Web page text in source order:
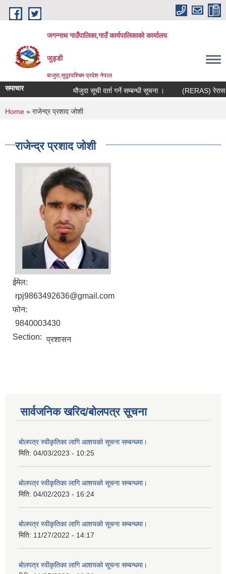
Skip to main content
जगन्नाथ गाउँपालिका,गाउँ कार्यपालिकाको कार्यालय
जुड्डी
बाजुरा,सुदूरपश्चिम प्रदेश नेपाल
समाचार मौजुदा सूची दर्ता गर्ने सम्बन्धी सूचना । (RERAS) रेरास
You are here
Home » राजेन्द्र प्रशाद जोशी
राजेन्द्र प्रशाद जोशी
ईमेल:
rpj9863492636@gmail.com
फोन:
9840003430
Section: प्रशासन
सार्वजनिक खरिद/बोलपत्र सूचना
बोलपत्र स्वीकृतिका लागि आशयको सूचना सम्बन्धमा।
मिति: 04/03/2023 - 10:25
बोलपत्र स्वीकृतिका लागि आशयको सूचना सम्बन्धमा।
मिति: 04/02/2023 - 16:24
बोलपत्र स्वीकृतिका लागि आशयको सूचना सम्बन्धमा।
मिति: 11/27/2022 - 14:17
बोलपत्र स्वीकृतिका लागि आशयको सूचना सम्बन्धमा।